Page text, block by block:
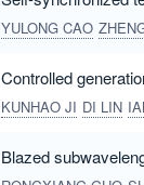
YULONG CAO
Controlled
KUNHAO JI DI LIN
Blazed